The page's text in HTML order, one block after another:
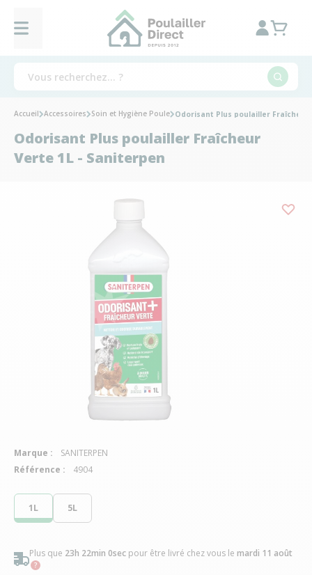
1L 5L
Plus que 23h 21min 59secpour être livré chez vouslemardi 11 août
Accueil Accessoires Soin et Hygiène Poule Odorisant Plus poulailler Fraîcheur
Odorisant Plus poulailler Fraîcheur
Verte 1L - Saniterpen
Marque :
SANITERPEN
Référence :
4904